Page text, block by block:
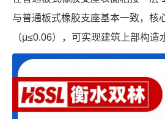
与普通板式橡胶支座基本一致，核
（μ≤0.06），可实现建筑上部构造